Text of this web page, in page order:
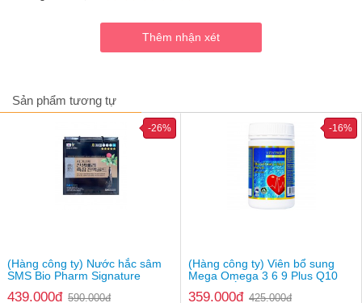
Sản phẩm tương tự
(Hàng công ty) Nước hắc sâm
SMS Bio Pharm Signature
Liquid Gold
439.000đ 590.000đ
-26%
(Hàng công ty) Viên bổ sung
Mega Omega 3 6 9 Plus Q10
359.000đ 425.000đ
-16%